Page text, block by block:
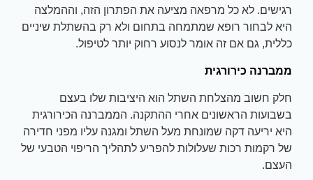
רגישים. לא כל מרפאה מציעה את הפתרון הזה, וההמלצה
היא לבחור רופא שמתמחה בתחום ולא רק בהשתלת שיניים
כללית, גם אם זה אומר לנסוע רחוק יותר לטיפול.
ממברנה כירורגית
חלק חשוב מהצלחת השתל הוא היציבות שלו בעצם
בשבועות הראשונים אחרי ההתקנה. הממברנה הכירורגית
היא יריעה דקה שמונחת מעל השתל ומגנה עליו מפני חדירה
של רקמות רכות שעלולות להפריע לתהליך הריפוי הטבעי של
העצם.